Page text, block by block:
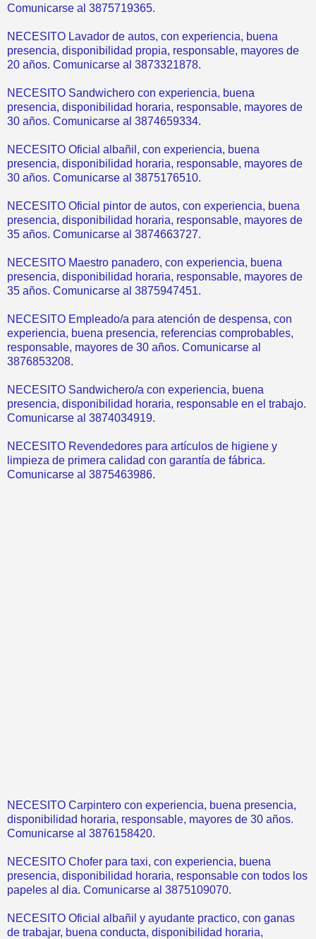
Comunicarse al 3875719365.
NECESITO Lavador de autos, con experiencia, buena
presencia, disponibilidad propia, responsable, mayores de
20 años. Comunicarse al 3873321878.
NECESITO Sandwichero con experiencia, buena
presencia, disponibilidad horaria, responsable, mayores de
30 años. Comunicarse al 3874659334.
NECESITO Oficial albañil, con experiencia, buena
presencia, disponibilidad horaria, responsable, mayores de
30 años. Comunicarse al 3875176510.
NECESITO Oficial pintor de autos, con experiencia, buena
presencia, disponibilidad horaria, responsable, mayores de
35 años. Comunicarse al 3874663727.
NECESITO Maestro panadero, con experiencia, buena
presencia, disponibilidad horaria, responsable, mayores de
35 años. Comunicarse al 3875947451.
NECESITO Empleado/a para atención de despensa, con
experiencia, buena presencia, referencias comprobables,
responsable, mayores de 30 años. Comunicarse al
3876853208.
NECESITO Sandwichero/a con experiencia, buena
presencia, disponibilidad horaria, responsable en el trabajo.
Comunicarse al 3874034919.
NECESITO Revendedores para artículos de higiene y
limpieza de primera calidad con garantía de fábrica.
Comunicarse al 3875463986.
NECESITO Carpintero con experiencia, buena presencia,
disponibilidad horaria, responsable, mayores de 30 años.
Comunicarse al 3876158420.
NECESITO Chofer para taxi, con experiencia, buena
presencia, disponibilidad horaria, responsable con todos los
papeles al dia. Comunicarse al 3875109070.
NECESITO Oficial albañil y ayudante practico, con ganas
de trabajar, buena conducta, disponibilidad horaria,